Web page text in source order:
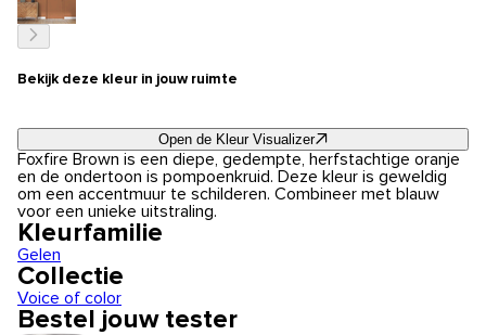
Bekijk deze kleur in jouw ruimte
Open de Kleur Visualizer
Foxfire Brown is een diepe, gedempte, herfstachtige oranje
en de ondertoon is pompoenkruid. Deze kleur is geweldig
om een accentmuur te schilderen. Combineer met blauw
voor een unieke uitstraling.
Kleurfamilie
Gelen
Collectie
Voice of color
Bestel jouw tester